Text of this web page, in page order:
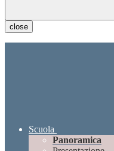
close
Scuola
Panoramica